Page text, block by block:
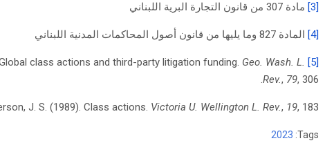
[3] مادة 307 من قانون التجارة البرية اللبناني
[4] المادة 827 وما يليها من قانون أصول المحاكمات المدنية اللبناني
[5]
Geo. Wash. L.
Rev., 79, 306.
J. S. (1989). Class actions. Victoria U. Wellington L. Rev., 19, 183.
Tags:
2023